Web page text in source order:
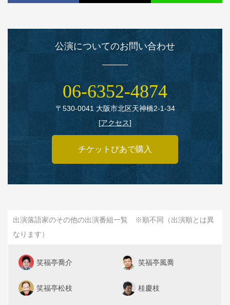
公演についてのお問い合わせ
06‑6352‑4874
〒530‑0041 大阪市北区天神橋2‑1‑34
[アクセス]
チケットぴあで購入
出演落語家のその他の出演番組一覧 ※順不同（出演順とは異
なります）
笑福亭喬介 笑福亭風喬
笑福亭松枝 桂慶枝